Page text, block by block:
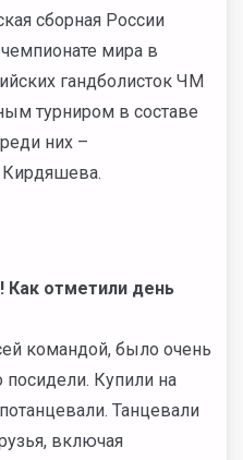
сборная России
мира в
гандболисток ЧМ
турниром в составе
них –
отметили день
командой, было очень
посидели. Купили на
Танцевали
включая